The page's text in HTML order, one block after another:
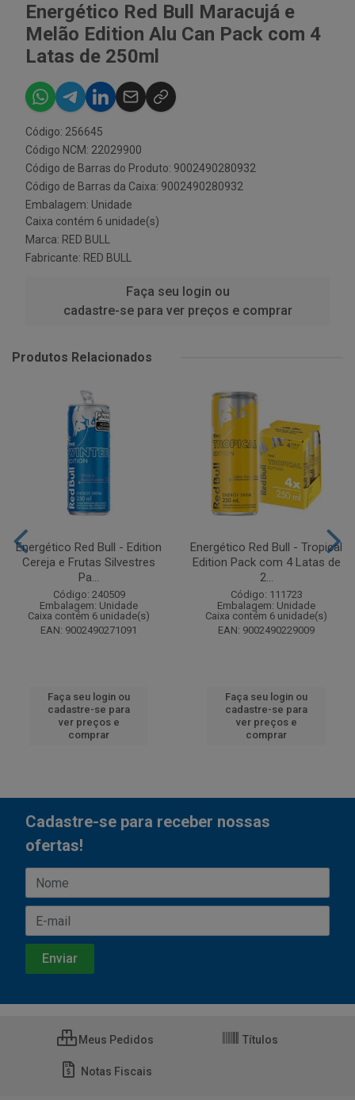
Energético Red Bull Maracujá e
Melão Edition Alu Can Pack com 4
Latas de 250ml
Código: 256645
Código NCM: 22029900
Código de Barras do Produto: 9002490280932
Código de Barras da Caixa: 9002490280932
Embalagem: Unidade
Caixa contém 6 unidade(s)
Marca: RED BULL
Fabricante: RED BULL
Faça seu login ou
cadastre-se para ver preços e comprar
Produtos Relacionados
Energético Red Bull - Edition
Cereja e Frutas Silvestres
Pa...
Código: 240509
Embalagem: Unidade
Caixa contém 6 unidade(s)
EAN: 9002490271091
Faça seu login ou
cadastre-se para
ver preços e
comprar
Energético Red Bull - Tropical
Edition Pack com 4 Latas de
2...
Código: 111723
Embalagem: Unidade
Caixa contém 6 unidade(s)
EAN: 9002490229009
Faça seu login ou
cadastre-se para
ver preços e
comprar
Cadastre-se para receber nossas
ofertas!
Meus Pedidos Títulos
Notas Fiscais